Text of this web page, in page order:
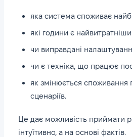
яка система споживає
які години є
чи виправдані
чи є техніка, що працює
як змінюється споживання
сценаріїв.
Це дає можливість приймати
інтуїтивно, а на основі фактів.